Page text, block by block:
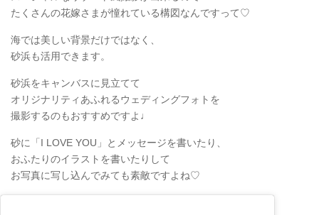
たくさんの花嫁さまが憧れている構図なんですって♡
海では美しい背景だけではなく、
砂浜も活用できます。
砂浜をキャンバスに見立てて
オリジナリティあふれるウェディングフォトを
撮影するのもおすすめですよ♩
砂に「I LOVE YOU」とメッセージを書いたり、
おふたりのイラストを書いたりして
お写真に写し込んでみても素敵ですよね♡